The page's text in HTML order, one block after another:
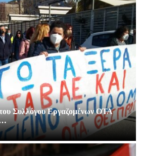
Συλλόγου Εργαζομένων ΟΤΑ